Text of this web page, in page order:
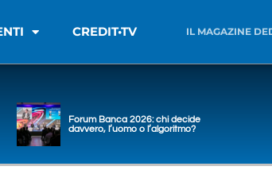
CREDIT•TV IL MAGAZINE
Forum Banca 2026: chi decide
davvero, l’uomo o l’algoritmo?